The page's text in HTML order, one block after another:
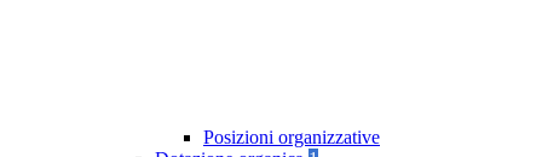
Posizioni organizzative